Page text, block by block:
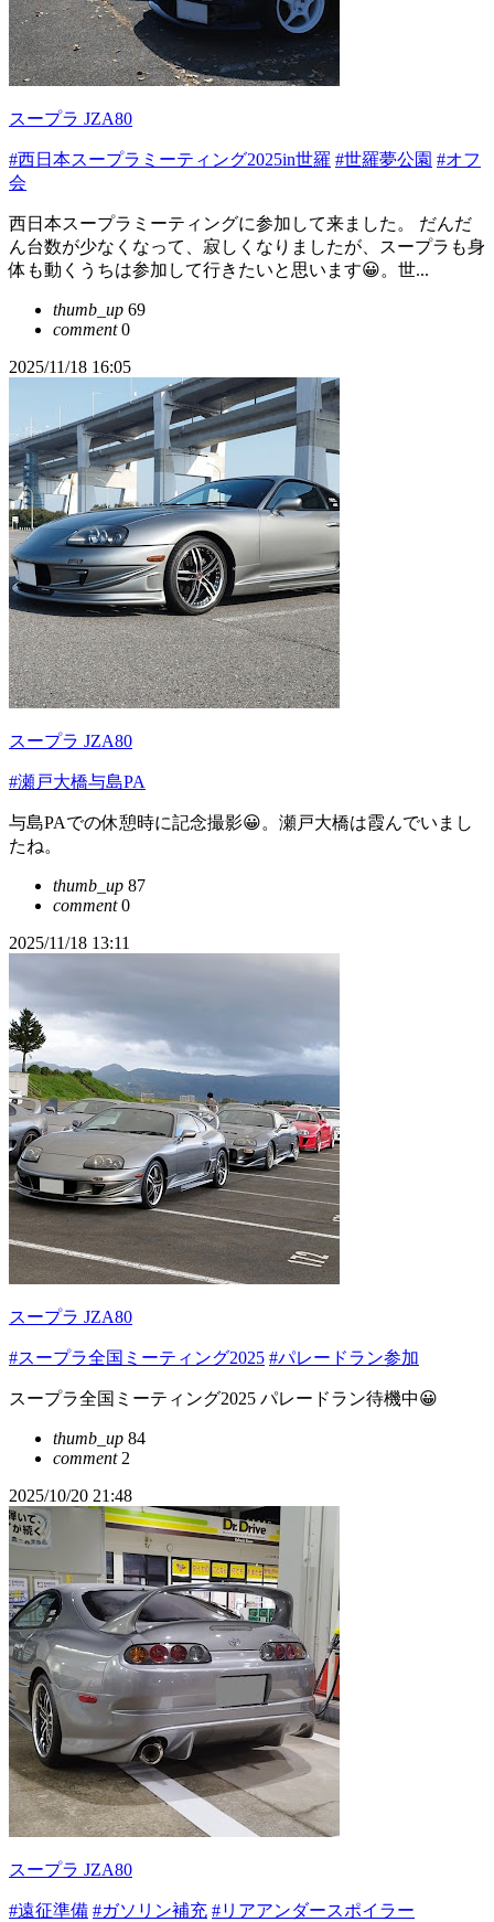
スープラ JZA80
#西日本スープラミーティング2025in世羅 #世羅夢公園 #オフ
会
西日本スープラミーティングに参加して来ました。 だんだ
ん台数が少なくなって、寂しくなりましたが、スープラも身
体も動くうちは参加して行きたいと思います😀。世...
thumb_up 69
comment0
2025/11/18 16:05
スープラ JZA80
#瀬戸大橋与島PA
与島PAでの休憩時に記念撮影😀。瀬戸大橋は霞んでいまし
たね。
thumb_up 87
comment0
2025/11/18 13:11
スープラ JZA80
#スープラ全国ミーティング2025 #パレードラン参加
スープラ全国ミーティング2025 パレードラン待機中😀
thumb_up 84
comment2
2025/10/20 21:48
スープラ JZA80
#遠征準備 #ガソリン補充 #リアアンダースポイラー